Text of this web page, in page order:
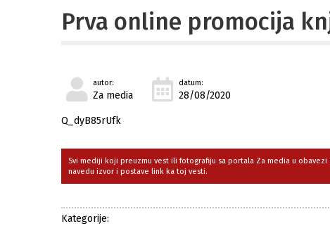
Prva online promocija
autor:
Za media
datum:
28/08/2020
Q_dyB85rUfk
Svi mediji koji preuzmu vest ili fotografiju sa portala Za media u
navedu izvor i postave link ka toj vesti.
Kategorije: